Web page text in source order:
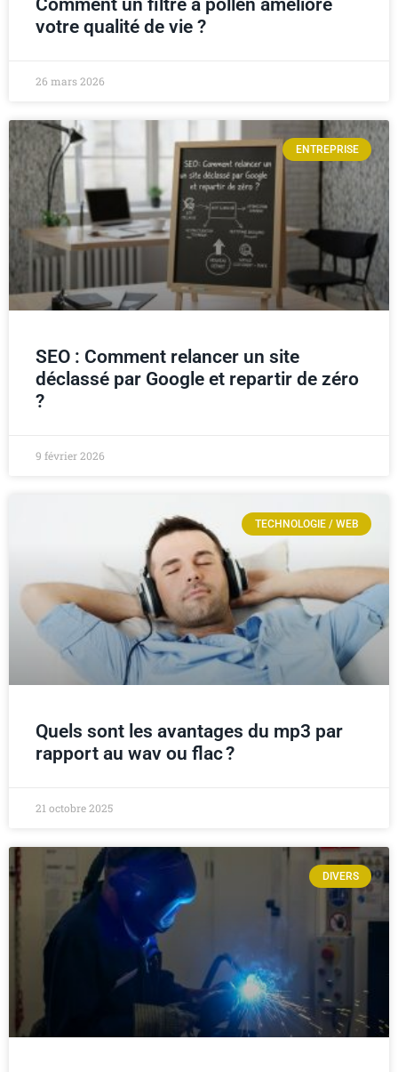
Comment un filtre à pollen améliore
votre qualité de vie ?
26 mars 2026
ENTREPRISE
SEO : Comment relancer un site
déclassé par Google et repartir de zéro
?
9 février 2026
TECHNOLOGIE / WEB
Quels sont les avantages du mp3 par
rapport au wav ou flac ?
21 octobre 2025
DIVERS